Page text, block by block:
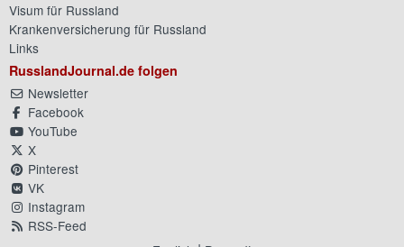
Visum für Russland
Krankenversicherung für Russland
Links
RusslandJournal.de folgen
Newsletter
Facebook
YouTube
X
Pinterest
VK
Instagram
RSS-Feed